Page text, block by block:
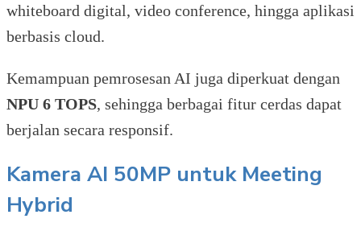
whiteboard digital, video conference, hingga aplikasi
berbasis cloud.
Kemampuan pemrosesan AI juga diperkuat dengan
NPU 6 TOPS, sehingga berbagai fitur cerdas dapat
berjalan secara responsif.
Kamera AI 50MP untuk Meeting
Hybrid